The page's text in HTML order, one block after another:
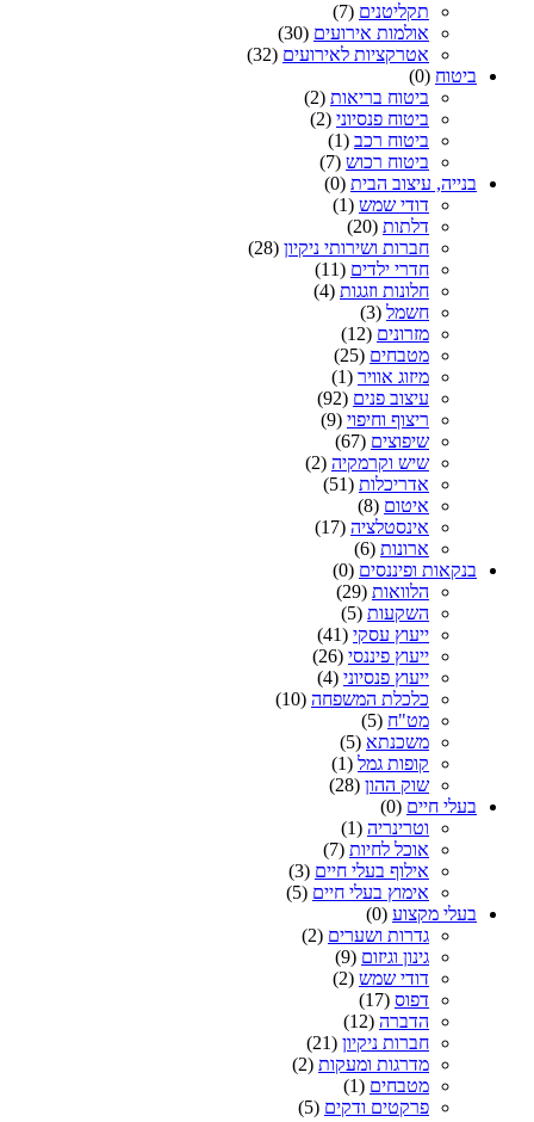
תקליטנים (7)
אולמות אירועים (30)
אטרקציות לאירועים (32)
ביטוח (0)
ביטוח בריאות (2)
ביטוח פנסיוני (2)
ביטוח רכב (1)
ביטוח רכוש (7)
בנייה, עיצוב הבית (0)
דודי שמש (1)
דלתות (20)
חברות ושירותי ניקיון (28)
חדרי ילדים (11)
חלונות וזגגות (4)
חשמל (3)
מזרונים (12)
מטבחים (25)
מיזוג אוויר (1)
עיצוב פנים (92)
ריצוף וחיפוי (9)
שיפוצים (67)
שיש וקרמקיה (2)
אדריכלות (51)
איטום (8)
אינסטלציה (17)
ארונות (6)
בנקאות ופיננסים (0)
הלוואות (29)
השקעות (5)
ייעוץ עסקי (41)
ייעוץ פיננסי (26)
ייעוץ פנסיוני (4)
כלכלת המשפחה (10)
מט"ח (5)
משכנתא (5)
קופות גמל (1)
שוק ההון (28)
בעלי חיים (0)
וטרינריה (1)
אוכל לחיות (7)
אילוף בעלי חיים (3)
אימוץ בעלי חיים (5)
בעלי מקצוע (0)
גדרות ושערים (2)
גינון וגיזום (9)
דודי שמש (2)
דפוס (17)
הדברה (12)
חברות ניקיון (21)
מדרגות ומעקות (2)
מטבחים (1)
פרקטים ודקים (5)